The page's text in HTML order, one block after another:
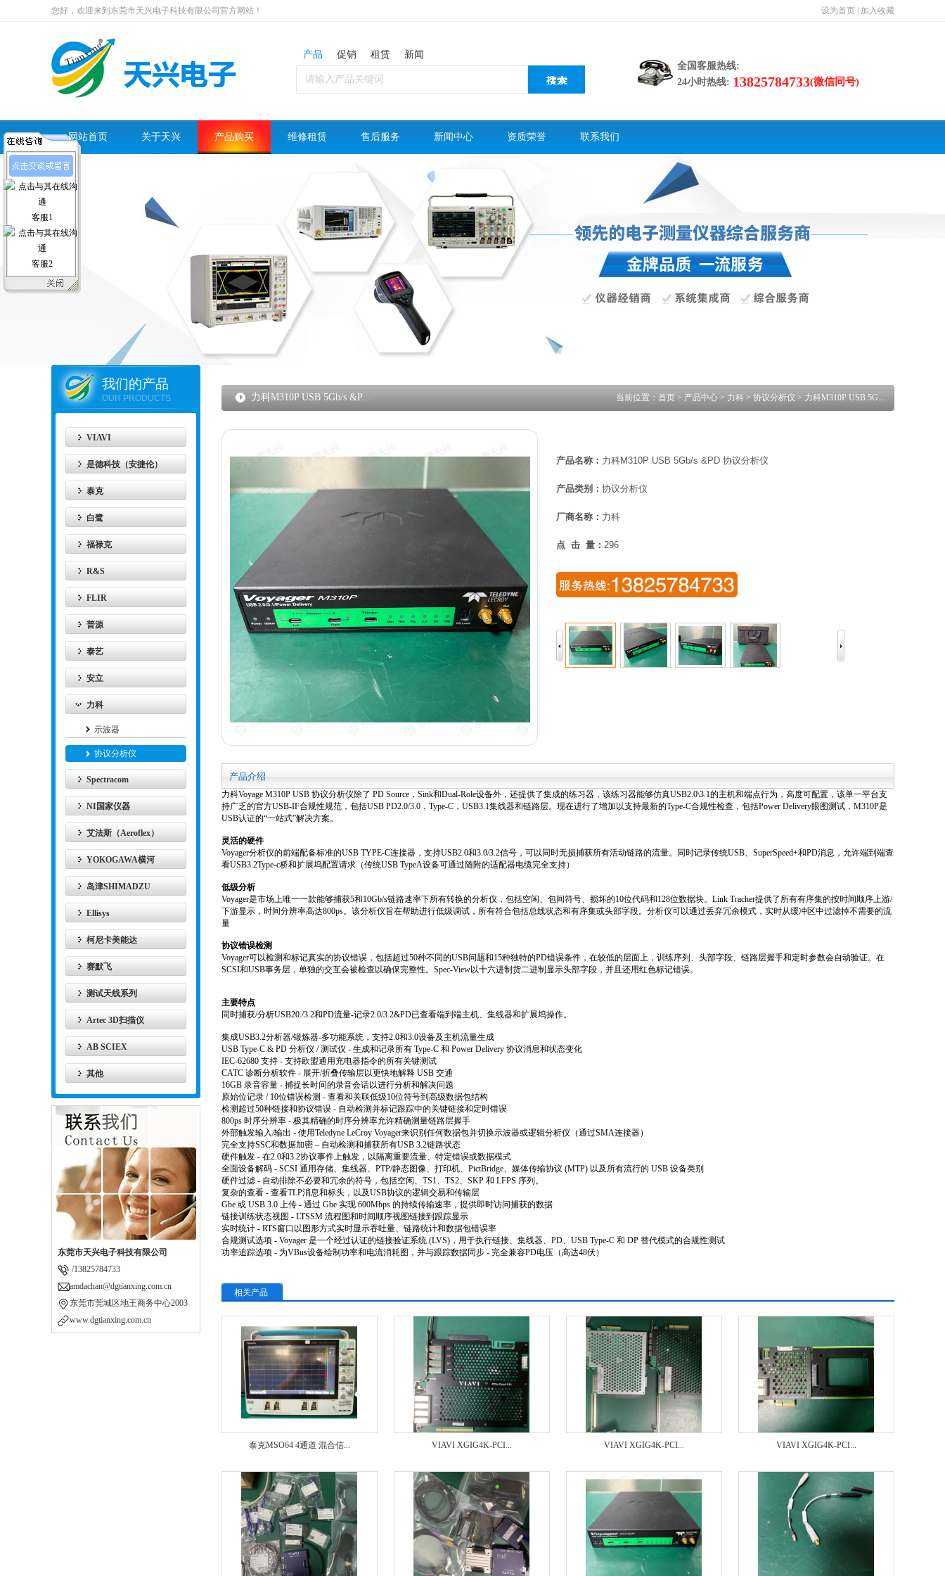
您好，欢迎来到东莞市天兴电子科技有限公司官方网站！ 设为首页| 加入收藏
产品 促销 租赁
新闻
全国客服热线:
24小时热线: 13825784733(微信同号)
网站首页 关于天兴 产品购买 维修租赁 售后服务 新闻中心 资质荣誉 联系我们
我们的产品
OUR PRODUCTS
VIAVI
是德科技（安捷伦）
泰克
白鹭
福禄克
R&S
FLIR
普源
泰艺
安立
力科
示波器
协议分析仪
Spectracom
NI国家仪器
艾法斯（Aeroflex）
YOKOGAWA横河
岛津SHIMADZU
Ellisys
柯尼卡美能达
赛默飞
测试天线系列
Artec 3D扫描仪
AB SCIEX
其他
东莞市天兴电子科技有限公司
/13825784733
amdachan@dgtianxing.com.cn
东莞市莞城区地王商务中心2003
www.dgtianxing.com.cn
力科M310P USB 5Gb/s &P... 当前位置： 首页> 产品中心> 力科> 协议分析仪 > 力科M310P USB 5G...
产品名称： 力科M310P USB 5Gb/s &PD 协议分析仪
产品类别： 协议分析仪
厂商名称： 力科
点 击 量： 296
产品介绍
力科Voyage M310P USB 协议分析仪除了 PD Source，Sink和Dual-Role设备外，还提供了集成的练习器，该练习器能够仿真USB2.0\3.1的主机和端点行为，高度可配置，该单一平台支
持广乏的官方USB-IF合规性规范，包括USB PD2.0/3.0，Type-C，USB3.1集线器和链路层。现在进行了增加以支持最新的Type-C合规性检查，包括Power Delivery眼图测试，M310P是
USB认证的“一站式”解决方案。
灵活的硬件
Voyager分析仪的前端配备标准的USB TYPE-C连接器，支持USB2.0和3.0/3.2信号，可以同时无损捕获所有活动链路的流量。同时记录传统USB、SuperSpeed+和PD消息，允许端到端查
看USB3.2Type-c桥和扩展坞配置请求（传统USB TypeA设备可通过随附的适配器电缆完全支持）
低级分析
Voyager是市场上唯一一款能够捕获5和10Gb/s链路速率下所有转换的分析仪，包括空闲、包间符号、损坏的10位代码和128位数据块。Link Tracher提供了所有有序集的按时间顺序上游/
下游显示，时间分辨率高达800ps。该分析仪旨在帮助进行低级调试，所有符合包括总线状态和有序集或头部字段。分析仪可以通过丢弃冗余模式，实时从缓冲区中过滤掉不需要的流
量
协议错误检测
Voyager可以检测和标记真实的协议错误，包括超过50种不同的USB问题和15种独特的PD错误条件，在较低的层面上，训练序列、头部字段、链路层握手和定时参数会自动验证。在
SCSI和USB事务层，单独的交互会被检查以确保完整性。Spec-View以十六进制货二进制显示头部字段，并且还用红色标记错误。
主要特点
同时捕获/分析USB20./3.2和PD流量-记录2.0/3.2&PD已查看端到端主机、集线器和扩展坞操作。
集成USB3.2分析器/锻炼器-多功能系统，支持2.0和3.0设备及主机流量生成
USB Type-C & PD 分析仪 /测试仪 - 生成和记录所有Type-C 和 Power Delivery 协议消息和状态变化
IEC-62680 支持- 支持欧盟通用充电器指令的所有关键测试
CATC 诊断分析软件- 展开/折叠传输层以更快地解释USB 交通
16GB 录音容量- 捕捉长时间的录音会话以进行分析和解决问题
原始位记录/ 10位错误检测 - 查看和关联低级10位符号到高级数据包结构
检测超过50种链接和协议错误- 自动检测并标记跟踪中的关键链接和定时错误
800ps 时序分辨率- 极其精确的时序分辨率允许精确测量链路层握手
外部触发输入/输出 - 使用Teledyne LeCroy Voyager来识别任何数据包并切换示波器或逻辑分析仪（通过SMA连接器）
完全支持SSC和数据加密– 自动检测和捕获所有USB 3.2链路状态
硬件触发- 在2.0和3.2协议事件上触发，以隔离重要流量、特定错误或数据模式
全面设备解码- SCSI 通用存储、集线器、 PTP/静态图像、打印机、 PictBridge、媒体传输协议 (MTP) 以及所有流行的 USB 设备类别
硬件过滤- 自动排除不必要和冗余的符号，包括空闲、 TS1、 TS2、 SKP 和 LFPS 序列。
复杂的查看- 查看TLP消息和标头，以及USB协议的逻辑交易和传输层
Gbe 或USB 3.0 上传- 通过 Gbe 实现600Mbps 的持续传输速率，提供即时访问捕获的数据
链接训练状态视图 - LTSSM 流程图和时间顺序视图链接到跟踪显示
实时统计- RTS窗口以图形方式实时显示吞吐量、链路统计和数据包错误率
合规测试选项- Voyager 是一个经过认证的链接验证系统(LVS)，用于执行链接、集线器、 PD、 USB Type-C 和 DP 替代模式的合规性测试
功率追踪选项- 为VBus设备绘制功率和电流消耗图，并与跟踪数据同步- 完全兼容PD电压（高达48伏）
相关产品
泰克MSO64 4通道 混合信... VIAVI XGIG4K-PCI... VIAVI XGIG4K-PCI... VIAVI XGIG4K-PCI...
客服1
客服2